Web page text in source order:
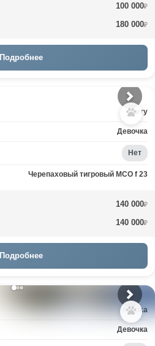
100 000₽
180 000₽
Подробнее
Uorry
Девочка
Нет
Черепаховый тигровый MCO f 23
140 000₽
140 000₽
Подробнее
Arktika
Девочка